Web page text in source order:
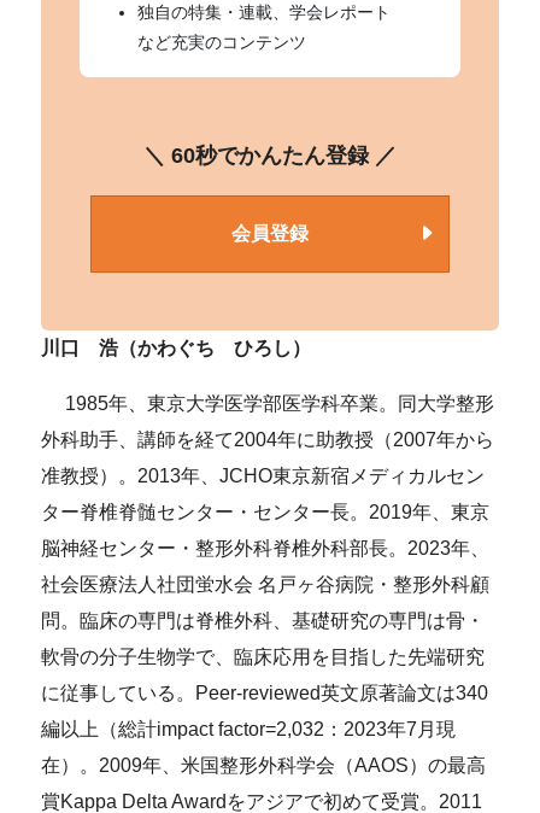
独自の特集・連載、学会レポート
など充実のコンテンツ
＼ 60秒でかんたん登録 ／
会員登録
川口 浩（かわぐち ひろし）
1985年、東京大学医学部医学科卒業。同大学整形
外科助手、講師を経て2004年に助教授（2007年から
准教授）。2013年、JCHO東京新宿メディカルセン
ター脊椎脊髄センター・センター長。2019年、東京
脳神経センター・整形外科脊椎外科部長。2023年、
社会医療法人社団蛍水会 名戸ヶ谷病院・整形外科顧
問。臨床の専門は脊椎外科、基礎研究の専門は骨・
軟骨の分子生物学で、臨床応用を目指した先端研究
に従事している。Peer-reviewed英文原著論文は340
編以上（総計impact factor=2,032：2023年7月現
在）。2009年、米国整形外科学会（AAOS）の最高
賞Kappa Delta Awardをアジアで初めて受賞。2011